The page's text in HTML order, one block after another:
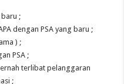
baru ;
dengan PSA yang baru ;
) ;
PSA ;
terlibat pelanggaran
;